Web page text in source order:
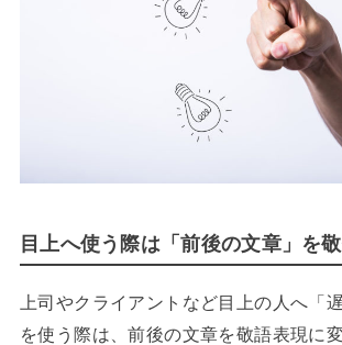
目上へ使う際は「前後の文章」を
上司やクライアントなど目上の人へ「
を使う際は、前後の文章を敬語表現に